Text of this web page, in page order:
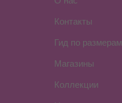
Контакты
Гид по размерам
Магазины
Коллекции